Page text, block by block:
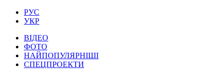
РУС
УКР
ВІДЕО
ФОТО
НАЙПОПУЛЯРНІШІ
СПЕЦПРОЕКТИ